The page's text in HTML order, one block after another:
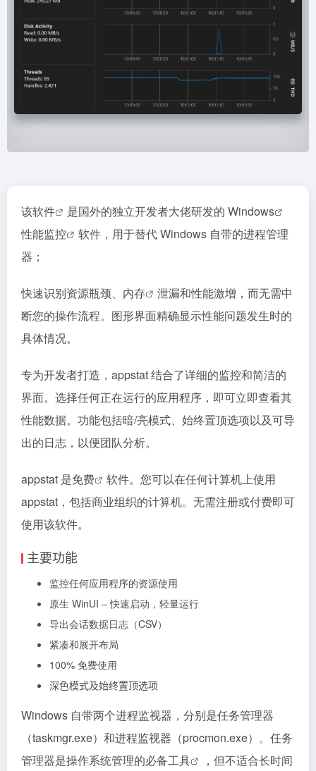
该软件 是国外的独立开发者大佬研发的 Windows
性能监控
软件，用于替代 Windows 自带的进程管理
器；
快速识别资源瓶颈、 内存
泄漏和性能激增，而无需中
断您的操作流程。图形界面精确显示性能问题发生时的
具体情况。
专为开发者打造，appstat 结合了详细的监控和简洁的
界面。选择任何正在运行的应用程序，即可立即查看其
性能数据。功能包括暗/亮模式、始终置顶选项以及可导
出的日志，以便团队分析。
appstat 是免费
软件。您可以在任何计算机上使用
appstat，包括商业组织的计算机。无需注册或付费即可
使用该软件。
主要功能
监控任何应用程序的资源使用
原生 WinUI – 快速启动，轻量运行
导出会话数据日志（CSV）
紧凑和展开布局
100% 免费使用
深色模式及始终置顶选项
Windows 自带两个进程监视器，分别是任务管理器
（taskmgr.exe）和进程监视器（procmon.exe）。任务
管理器是操作系统管理的必备工具 ，但不适合长时间